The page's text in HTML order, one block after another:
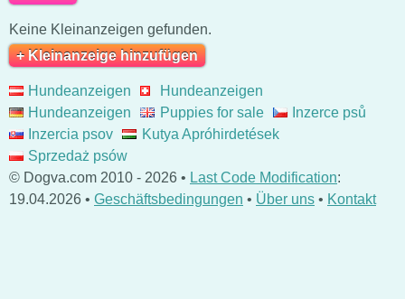
Keine Kleinanzeigen gefunden.
+ Kleinanzeige hinzufügen
Hundeanzeigen
Hundeanzeigen
Hundeanzeigen
Puppies for sale
Inzerce psů
Inzercia psov
Kutya Apróhirdetések
Sprzedaż psów
© Dogva.com 2010 - 2026 • Last Code Modification:
19.04.2026 • Geschäftsbedingungen • Über uns • Kontakt